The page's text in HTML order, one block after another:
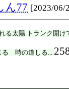
ん77 [2023/06/
る太陽 トランク開
る 時の道しる...